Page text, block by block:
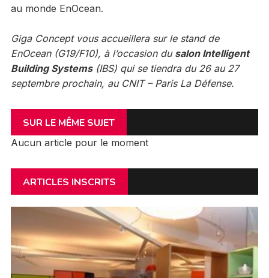
au monde EnOcean.
Giga Concept vous accueillera sur le stand de
EnOcean (G19/F10), à l’occasion du salon Intelligent
Building Systems(IBS) qui se tiendra du 26 au 27
septembre prochain, au CNIT – Paris La Défense.
SUR LE MÊME SUJET
Aucun article pour le moment
ARTICLES INSCRITS